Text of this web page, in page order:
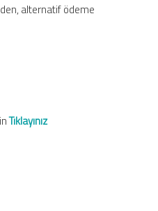
alternatif ödeme
Tıklayınız